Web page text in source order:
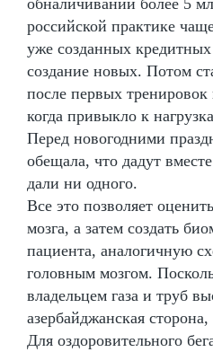
обналичивании более 5
российской практике
уже созданных
создание новых. Потом
после первых тренировок
когда привыкло к
Перед новогодними
обещала, что дадут
дали ни одного.
Все это позволяет
мозга, а затем создать
пациента, аналогичную
головным мозгом.
владельцем газа и труб
азербайджанская
Для оздоровительного